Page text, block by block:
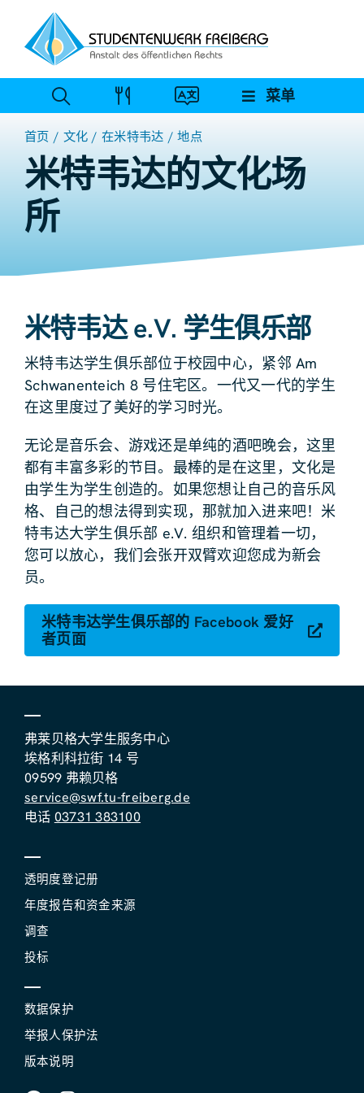
容
菜单
首页 文化 在米特韦达 地点
米特韦达的文化场
所
米特韦达 e.V. 学生俱乐部
米特韦达学生俱乐部位于校园中心，紧邻 Am
Schwanenteich 8 号住宅区。一代又一代的学生
在这里度过了美好的学习时光。
无论是音乐会、游戏还是单纯的酒吧晚会，这里
都有丰富多彩的节目。最棒的是在这里，文化是
由学生为学生创造的。如果您想让自己的音乐风
格、自己的想法得到实现，那就加入进来吧！米
特韦达大学生俱乐部 e.V. 组织和管理着一切，
您可以放心，我们会张开双臂欢迎您成为新会
员。
米特韦达学生俱乐部的 Facebook 爱好
者页面
弗莱贝格大学生服务中心
埃格利科拉街 14 号
09599 弗赖贝格
service@swf.tu-freiberg.de
电话 03731 383100
透明度登记册
年度报告和资金来源
调查
投标
数据保护
举报人保护法
版本说明